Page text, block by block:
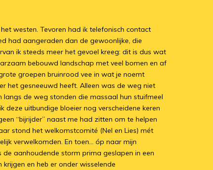
westen. Tevoren had ik telefonisch contact
had aangeraden dan de gewoonlijke, die
ik steeds meer het gevoel kreeg: dit is dus wat
bebouwd landschap met veel bomen en af
groepen bruinrood vee in wat je noemt
het gesneeuwd heeft. Alleen was de weg niet
de weg stonden die massaal hun stuifmeel
uitbundige bloeier nog verscheidene keren
“bijrijder” naast me had zitten om te helpen
stond het welkomstcomité (Nel en Lies) mét
verwelkomden. En toen… óp naar mijn
de aanhoudende storm prima geslapen in een
en heb er onder wisselende